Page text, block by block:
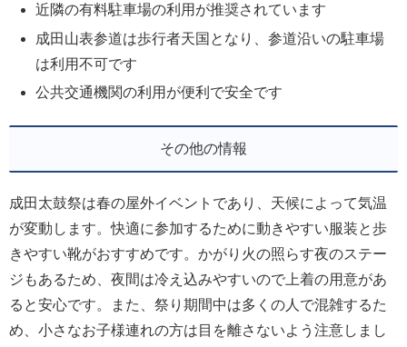
近隣の有料駐車場の利用が推奨されています
成田山表参道は歩行者天国となり、参道沿いの駐車場
は利用不可です
公共交通機関の利用が便利で安全です
その他の情報
成田太鼓祭は春の屋外イベントであり、天候によって気温
が変動します。快適に参加するために動きやすい服装と歩
きやすい靴がおすすめです。かがり火の照らす夜のステー
ジもあるため、夜間は冷え込みやすいので上着の用意があ
ると安心です。また、祭り期間中は多くの人で混雑するた
め、小さなお子様連れの方は目を離さないよう注意しまし